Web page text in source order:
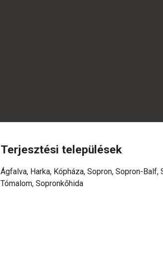
Terjesztési települések
Ágfalva, Harka, Kópháza, Sopron, Sopron-
Tómalom, Sopronkőhida